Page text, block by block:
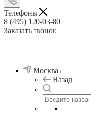
Телефоны
8 (495) 120-03-80
Заказать звонок
Москва
Назад